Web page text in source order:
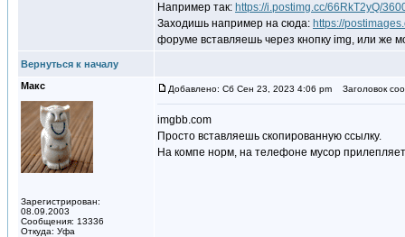
Например так: https://i.postimg.cc/66RkT2yQ/
Заходишь например на сюда: https://
форуме вставляешь через кнопку img, или же
Вернуться к началу
Макс
Зарегистрирован:
08.09.2003
Сообщения: 13336
Откуда: Уфа
Добавлено: Сб Сен 23, 2023 4:06 pm Заголовок
imgbb.com
Просто вставляешь скопированную ссылку.
На компе норм, на телефоне мусор